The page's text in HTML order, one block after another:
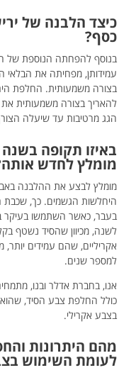
כיצד הלבנה של
כסף?
בנוסף להפחתה הנוספת של
עמידותן, מפחיתה את הבלאי
בצורה משמעותית. החלפת
להאריך בצורה משמעותית את
הגג מרטיבות עד שיעלה
באיזו תקופה
מומלץ לחדש
מומלץ לבצע את ההלבנה
היחלשות הגשמים. כך, שכבת
בעבר, כאשר השתמשו בעיקר
לשנה, מכיוון שהסיד נשטף
אקריליים, שהם עמידים
למספר שנים.
אנו, בחברת אדלר ובנו,
כולל החלפת צבע הסיד, שהוא
בצבע אקרילי.
מהם היתרונות
לעומת השימוש